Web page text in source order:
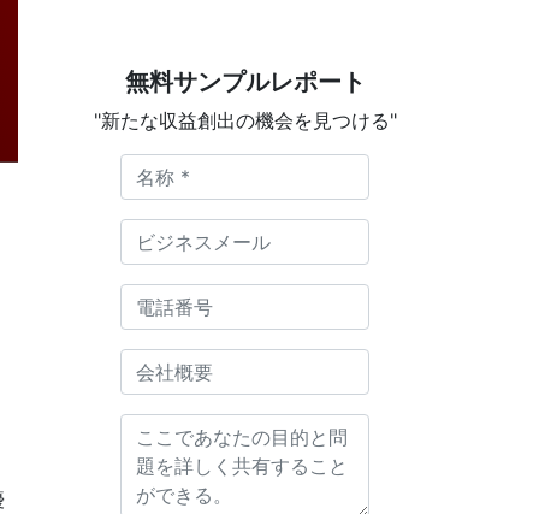
無料サンプルレポート
"新たな収益創出の機会を見つける"